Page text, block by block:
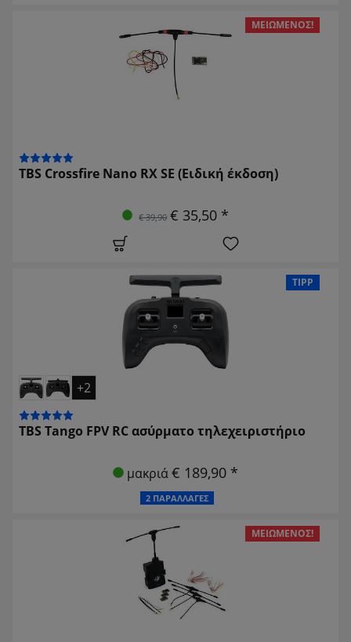
ΜΕΙΩΜΈΝΟΣ!
TBS Crossfire Nano RX SE (Ειδική έκδοση)
€ 39,90 € 35,50 *
TIPP
+2
TBS Tango FPV RC ασύρματο τηλεχειριστήριο
μακριά€ 189,90 *
2 ΠΑΡΑΛΛΑΓΈΣ
ΜΕΙΩΜΈΝΟΣ!